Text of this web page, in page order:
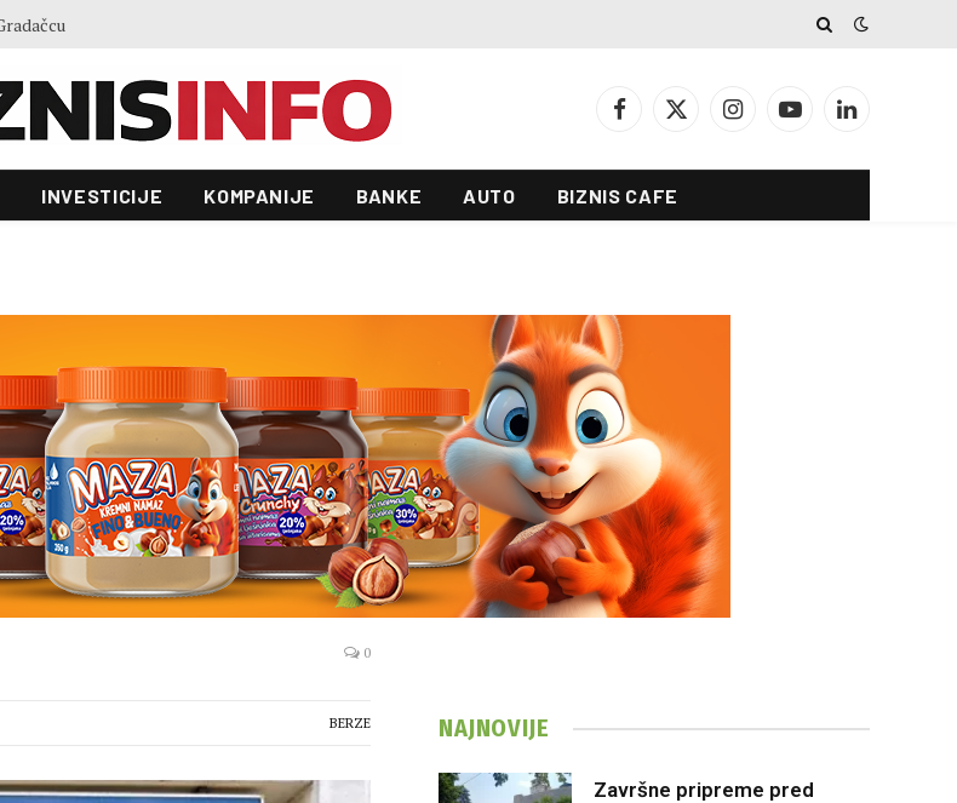
Facebook
X
InstagramYouTubeLinkedIn
INVESTICIJE KOMPANIJE BANKE AUTO BIZNIS CAFE
0
BERZE NAJNOVIJE
Završne pripreme pred